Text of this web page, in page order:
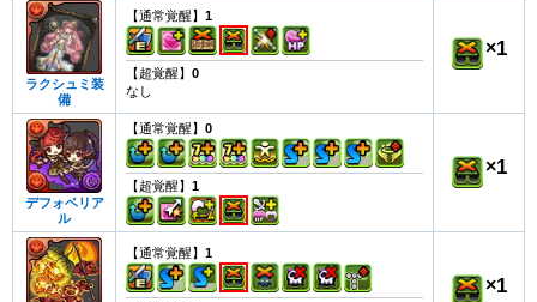
ラクシュミ装
備
【通常覚醒】 1
【超覚醒】 0
なし
×1
デフォベリア
ル
【通常覚醒】 0
【超覚醒】 1
×1
【通常覚醒】 1
×1